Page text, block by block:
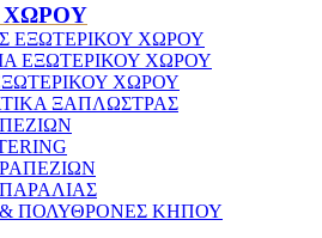
ΧΩΡΟΥ
ΕΞΩΤΕΡΙΚΟΥ ΧΩΡΟΥ
ΕΞΩΤΕΡΙΚΟΥ ΧΩΡΟΥ
ΧΩΡΟΥ
ΞΑΠΛΩΣΤΡΑΣ
ΠΟΛΥΘΡΟΝΕΣ ΚΗΠΟΥ